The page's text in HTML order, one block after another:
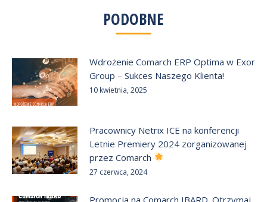
PODOBNE
Wdrożenie Comarch ERP Optima w Exor
Group – Sukces Naszego Klienta!
10 kwietnia, 2025
Pracownicy Netrix ICE na konferencji
Letnie Premiery 2024 zorganizowanej
przez Comarch
27 czerwca, 2024
Promocja na Comarch IBARD. Otrzymaj